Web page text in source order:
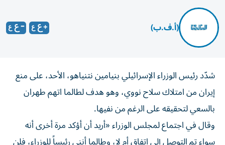
(أ.ف.ب)
شدّد رئيس الوزراء الإسرائيلي بنيامين نتنياهو، الأحد، على منع
إيران من امتلاك سلاح نووي، وهو هدف لطالما اتهم طهران
بالسعي لتحقيقه على الرغم من نفيها.
وقال في اجتماع لمجلس الوزراء «أريد أن أؤكد مرة أخرى أنه